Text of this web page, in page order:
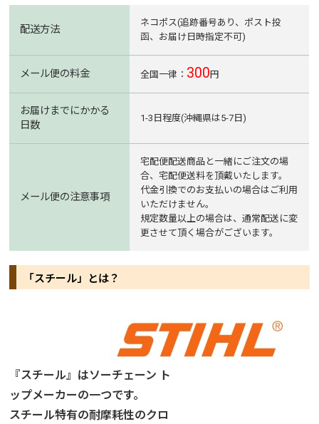
配送方法
ネコポス(追跡番号あり、ポスト投
函、お届け日時指定不可)
メール便の料金 全国一律： 300円
お届けまでにかかる
日数
1-3日程度(沖縄県は5-7日)
メール便の注意事項
宅配便配送商品と一緒にご注文の場
合、宅配便送料を頂戴いたします。
代金引換でのお支払いの場合はご利用
いただけません。
規定数量以上の場合は、通常配送に変
更させて頂く場合がございます。
「スチール」とは？
『スチール』はソーチェーン ト
ップメーカーの一つです。
スチール特有の耐摩耗性のクロ